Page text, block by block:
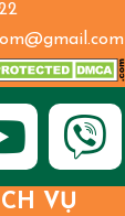
VỤ